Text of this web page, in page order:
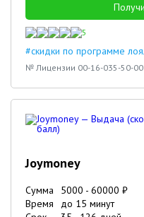
5
#скидки по программе
№ Лицензии 00-16-035-50-
Joymoney
Сумма 5000 - 60000 ₽
Время
до 15 минут